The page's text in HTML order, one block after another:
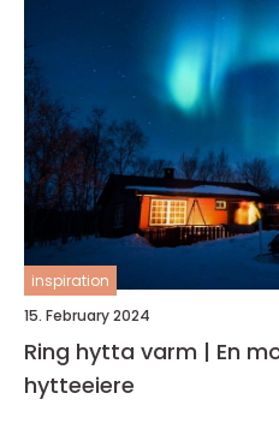
inspiration
15. February 2024
Ring hytta varm | En
hytteeiere